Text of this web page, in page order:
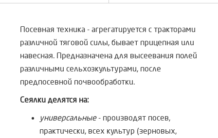
Посевная техника - агрегатируется с тракторами
различной тяговой силы, бывает прицепная или
навесная. Предназначена для высеевания полей
различными сельхозкультурами, после
предпосевной почвообработки.
Сеялки делятся на:
универсальные- производят посев,
практически, всех культур (зерновых,